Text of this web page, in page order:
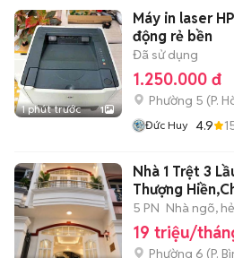
1 phút trước 1
Máy in laser
động rẻ bền
Đã sử dụng
1.250.000 đ
Phường 5 (P.
Đức Huy 4.9
Nhà 1 Trệt 3
Thượng
5 PN Nhà ngõ,
19 triệu/
Phường 6 (P.